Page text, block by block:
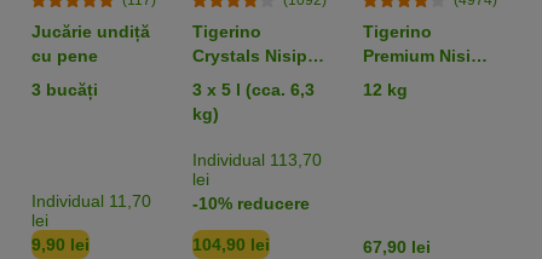
Jucărie undiță
cu pene
3 bucăți
Individual 11,70
lei
9,90 lei
Tigerino
Crystals Nisip
pentru pisici -
Lavandă
3 x 5 l (cca. 6,3
kg)
Individual 113,70
lei
-10% reducere
104,90 lei
Tigerino
Premium Nisip
pisici - Parfum
de pudră de
12 kg
67,90 lei